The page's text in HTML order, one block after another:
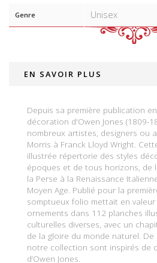
Genre Unisex
EN SAVOIR PLUS
Depuis sa première publication
décoration d'Owen Jones (1809-
nombreux artistes, designers ou
Morris à Franck Lloyd Wright.
illustrée répertorie des styles
époques et de tous horizons, de
la Perse à la Renaissance
Moyen Age. Publié pour la
somptueux folio mettait en
ornements dans 112 planches
culturelles diverses, avec un
de la gloire du monde naturel.
notre collection sont inspirés de
d’Owen Jones.